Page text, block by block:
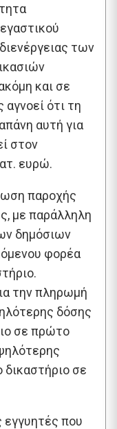
των
και σε
ότι τη
αυτή για
στον
ευρώ.
παροχής
με παράλληλη
δημόσιων
φορέα
την πληρωμή
δόσης
σε πρώτο
δικαστήριο σε
εγγυητές που